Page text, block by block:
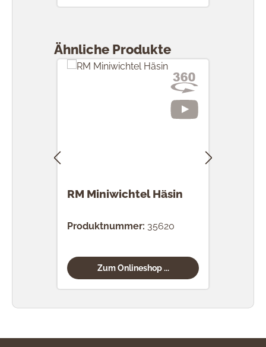
Ähnliche Produkte
RM Miniwichtel Häsin
Produktnummer: 35620
Zum Onlineshop ...